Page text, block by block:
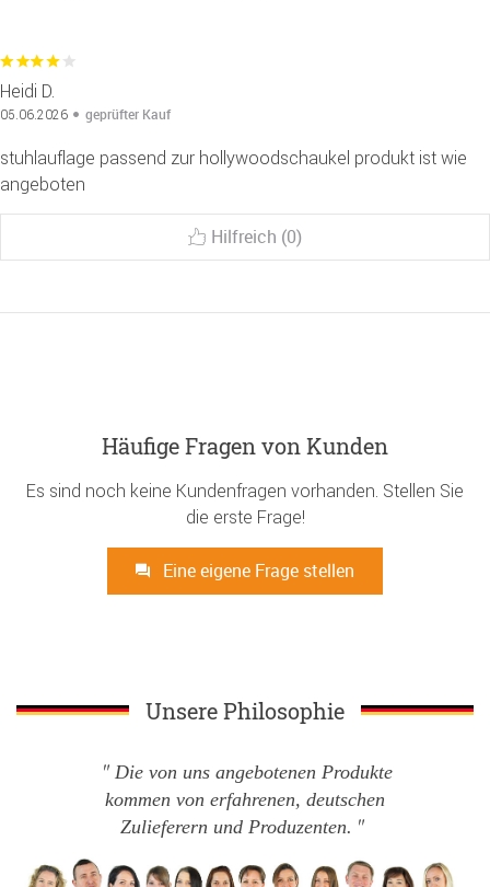
Heidi D.
05.06.2026 geprüfter Kauf
stuhlauflage passend zur hollywoodschaukel produkt ist wie
angeboten
Hilfreich (0)
Häufige Fragen von Kunden
Es sind noch keine Kundenfragen vorhanden. Stellen Sie
die erste Frage!
Eine eigene Frage stellen
Unsere Philosophie
Die von uns angebotenen Produkte
kommen von erfahrenen, deutschen
Zulieferern und Produzenten.